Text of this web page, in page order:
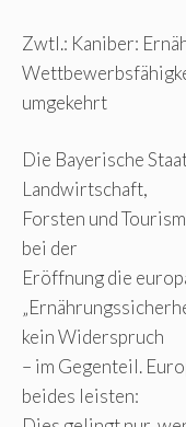
Zwtl.: Kaniber:
umgekehrt
Die Bayerische
Landwirtschaft,
Forsten und
bei der
Eröffnung die
kein Widerspruch
– im Gegenteil.
beides leisten: